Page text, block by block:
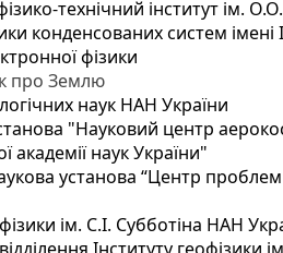
технічний інститут ім.
конденсованих систем
фізики
про Землю
наук НАН України
"Науковий центр
академії наук України"
установа “Центр проблем
ім. С.І. Субботіна НАН